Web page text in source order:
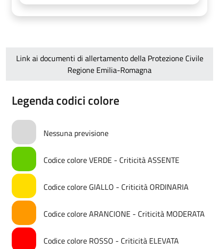
Link ai documenti di allertamento della Protezione Civile
Regione Emilia-Romagna
Legenda codici colore
Nessuna previsione
Codice colore VERDE - Criticità ASSENTE
Codice colore GIALLO - Criticità ORDINARIA
Codice colore ARANCIONE - Criticità MODERATA
Codice colore ROSSO - Criticità ELEVATA